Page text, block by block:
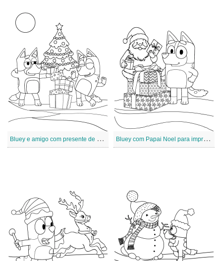
B
luey e amigo com presente de Natal B
luey com Papai Noel para impressão no Natal